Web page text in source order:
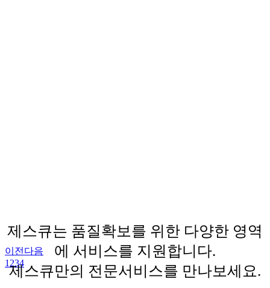
이전 다음
1 234
제스큐는 품질확보를 위한 다양한 영역
에 서비스를 지원합니다.
제스큐만의 전문서비스를 만나보세요.